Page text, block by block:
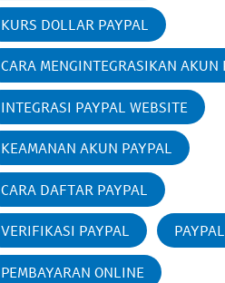
KURS DOLLAR PAYPAL
CARA MENGINTEGRASIKAN AKUN
INTEGRASI PAYPAL WEBSITE
KEAMANAN AKUN PAYPAL
CARA DAFTAR PAYPAL
VERIFIKASI PAYPAL PAYPAL
PEMBAYARAN ONLINE